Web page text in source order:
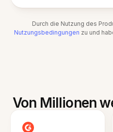
Durch die Nutzung des
Nutzungsbedingungen zu und
Von Millionen